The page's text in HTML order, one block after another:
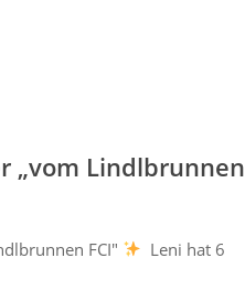
„vom Lindlbrunnen
FCI"
Leni hat 6